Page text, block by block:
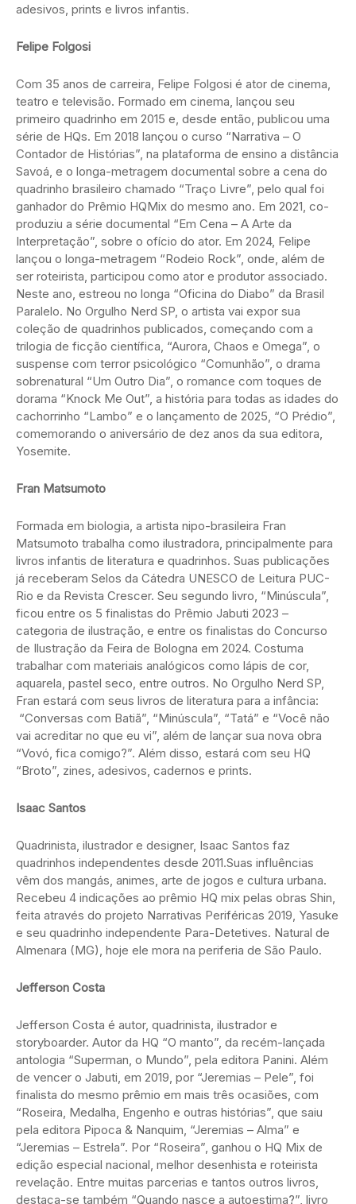
adesivos, prints e livros infantis.
Felipe Folgosi
Com 35 anos de carreira, Felipe Folgosi é ator de cinema,
teatro e televisão. Formado em cinema, lançou seu
primeiro quadrinho em 2015 e, desde então, publicou uma
série de HQs. Em 2018 lançou o curso “Narrativa – O
Contador de Histórias”, na plataforma de ensino a distância
Savoá, e o longa-metragem documental sobre a cena do
quadrinho brasileiro chamado “Traço Livre”, pelo qual foi
ganhador do Prêmio HQMix do mesmo ano. Em 2021, co-
produziu a série documental “Em Cena – A Arte da
Interpretação”, sobre o ofício do ator. Em 2024, Felipe
lançou o longa-metragem “Rodeio Rock”, onde, além de
ser roteirista, participou como ator e produtor associado.
Neste ano, estreou no longa “Oficina do Diabo” da Brasil
Paralelo. No Orgulho Nerd SP, o artista vai expor sua
coleção de quadrinhos publicados, começando com a
trilogia de ficção científica, “Aurora, Chaos e Omega”, o
suspense com terror psicológico “Comunhão”, o drama
sobrenatural “Um Outro Dia”, o romance com toques de
dorama “Knock Me Out”, a história para todas as idades do
cachorrinho “Lambo” e o lançamento de 2025, “O Prédio”,
comemorando o aniversário de dez anos da sua editora,
Yosemite.
Fran Matsumoto
Formada em biologia, a artista nipo-brasileira Fran
Matsumoto trabalha como ilustradora, principalmente para
livros infantis de literatura e quadrinhos. Suas publicações
já receberam Selos da Cátedra UNESCO de Leitura PUC-
Rio e da Revista Crescer. Seu segundo livro, “Minúscula”,
ficou entre os 5 finalistas do Prêmio Jabuti 2023 –
categoria de ilustração, e entre os finalistas do Concurso
de Ilustração da Feira de Bologna em 2024. Costuma
trabalhar com materiais analógicos como lápis de cor,
aquarela, pastel seco, entre outros. No Orgulho Nerd SP,
Fran estará com seus livros de literatura para a infância:
“Conversas com Batiã”, “Minúscula”, “Tatá” e “Você não
vai acreditar no que eu vi”, além de lançar sua nova obra
“Vovó, fica comigo?”. Além disso, estará com seu HQ
“Broto”, zines, adesivos, cadernos e prints.
Isaac Santos
Quadrinista, ilustrador e designer, Isaac Santos faz
quadrinhos independentes desde 2011.Suas influências
vêm dos mangás, animes, arte de jogos e cultura urbana.
Recebeu 4 indicações ao prêmio HQ mix pelas obras Shin,
feita através do projeto Narrativas Periféricas 2019, Yasuke
e seu quadrinho independente Para-Detetives. Natural de
Almenara (MG), hoje ele mora na periferia de São Paulo.
Jefferson Costa
Jefferson Costa é autor, quadrinista, ilustrador e
storyboarder. Autor da HQ “O manto”, da recém-lançada
antologia “Superman, o Mundo”, pela editora Panini. Além
de vencer o Jabuti, em 2019, por “Jeremias – Pele”, foi
finalista do mesmo prêmio em mais três ocasiões, com
“Roseira, Medalha, Engenho e outras histórias”, que saiu
pela editora Pipoca & Nanquim, “Jeremias – Alma” e
“Jeremias – Estrela”. Por “Roseira”, ganhou o HQ Mix de
edição especial nacional, melhor desenhista e roteirista
revelação. Entre muitas parcerias e tantos outros livros,
destaca-se também “Quando nasce a autoestima?”, livro